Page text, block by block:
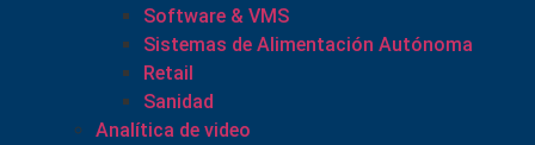
Software & VMS
Sistemas de Alimentación Autónoma
Retail
Sanidad
Analítica de video